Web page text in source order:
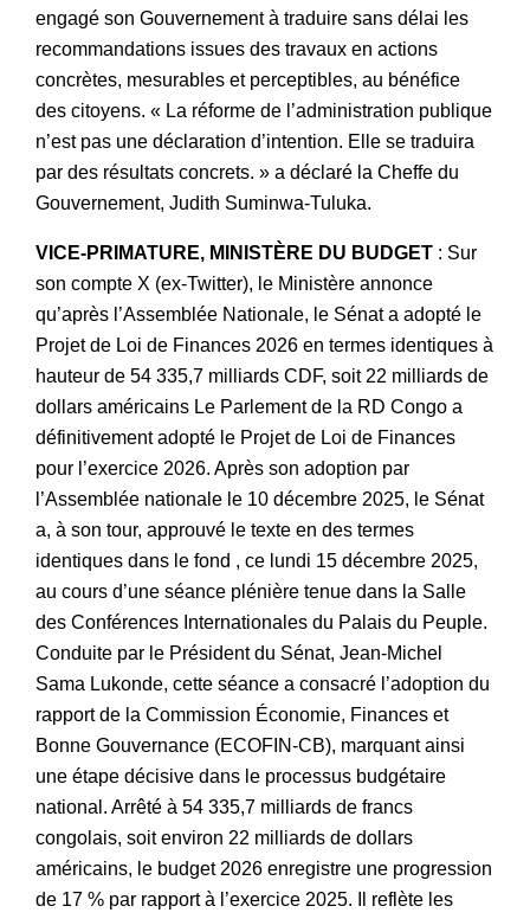
engagé son Gouvernement à traduire sans délai les
recommandations issues des travaux en actions
concrètes, mesurables et perceptibles, au bénéfice
des citoyens. « La réforme de l’administration publique
n’est pas une déclaration d’intention. Elle se traduira
par des résultats concrets. » a déclaré la Cheffe du
Gouvernement, Judith Suminwa-Tuluka.
VICE-PRIMATURE, MINISTÈRE DU BUDGET : Sur
son compte X (ex-Twitter), le Ministère annonce
qu’après l’Assemblée Nationale, le Sénat a adopté le
Projet de Loi de Finances 2026 en termes identiques à
hauteur de 54 335,7 milliards CDF, soit 22 milliards de
dollars américains Le Parlement de la RD Congo a
définitivement adopté le Projet de Loi de Finances
pour l’exercice 2026. Après son adoption par
l’Assemblée nationale le 10 décembre 2025, le Sénat
a, à son tour, approuvé le texte en des termes
identiques dans le fond , ce lundi 15 décembre 2025,
au cours d’une séance plénière tenue dans la Salle
des Conférences Internationales du Palais du Peuple.
Conduite par le Président du Sénat, Jean-Michel
Sama Lukonde, cette séance a consacré l’adoption du
rapport de la Commission Économie, Finances et
Bonne Gouvernance (ECOFIN-CB), marquant ainsi
une étape décisive dans le processus budgétaire
national. Arrêté à 54 335,7 milliards de francs
congolais, soit environ 22 milliards de dollars
américains, le budget 2026 enregistre une progression
de 17 % par rapport à l’exercice 2025. Il reflète les